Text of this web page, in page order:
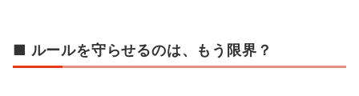
■ ルールを守らせるのは、もう限界？